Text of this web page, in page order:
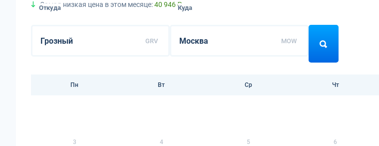
Самая низкая цена в этом месяце:40 946 ₽
Откуда
GRV
Куда
MOW
Пн Вт Ср Чт
3 4 5 6